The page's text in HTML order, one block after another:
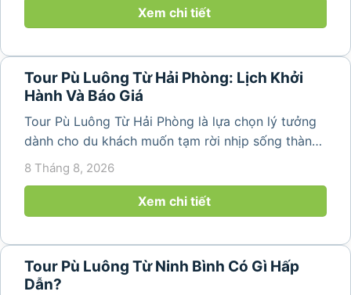
Xem chi tiết
Tour Pù Luông Từ Hải Phòng: Lịch Khởi
Hành Và Báo Giá
Tour Pù Luông Từ Hải Phòng là lựa chọn lý tưởng
dành cho du khách muốn tạm rời nhịp sống thành
phố để tìm về không gian núi rừng trong lành,
thang đặc trưng. Từ...
8 Tháng 8, 2026
Xem chi tiết
Tour Pù Luông Từ Ninh Bình Có Gì Hấp
Dẫn?